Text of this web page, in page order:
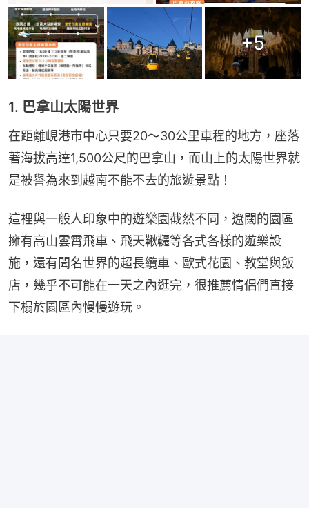
+5
1. 巴拿山太陽世界
在距離峴港市中心只要20～30公里車程的地方，座落
著海拔高達1,500公尺的巴拿山，而山上的太陽世界就
是被譽為來到越南不能不去的旅遊景點！
這裡與一般人印象中的遊樂園截然不同，遼闊的園區
擁有高山雲霄飛車、飛天鞦韆等各式各樣的遊樂設
施，還有聞名世界的超長纜車、歐式花園、教堂與飯
店，幾乎不可能在一天之內逛完，很推薦情侶們直接
下榻於園區內慢慢遊玩。